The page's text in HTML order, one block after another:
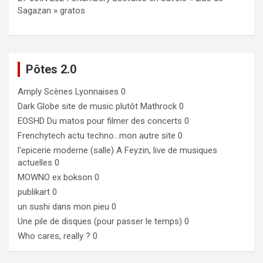
Sagazan » gratos
Pôtes 2.0
Amply Scènes Lyonnaises 0
Dark Globe site de music plutôt Mathrock 0
EOSHD Du matos pour filmer des concerts 0
Frenchytech actu techno…mon autre site 0
l'epicerie moderne (salle) A Feyzin, live de musiques
actuelles 0
MOWNO ex bokson 0
publikart 0
un sushi dans mon pieu 0
Une pile de disques (pour passer le temps) 0
Who cares, really ? 0